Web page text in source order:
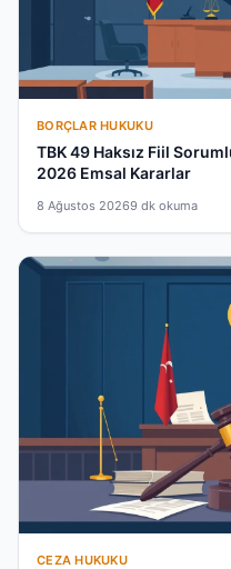
BORÇLAR HUKUKU
TBK 49 Haksız Fiil
2026 Emsal Kararlar
8 Ağustos 20269 dk okuma
CEZA HUKUKU